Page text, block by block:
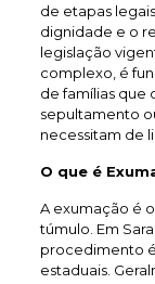
de etapas
dignidade e o
legislação
complexo, é
de famílias que
sepultamento
necessitam de
O que é
A exumação é
túmulo. Em
procedimento
estaduais.